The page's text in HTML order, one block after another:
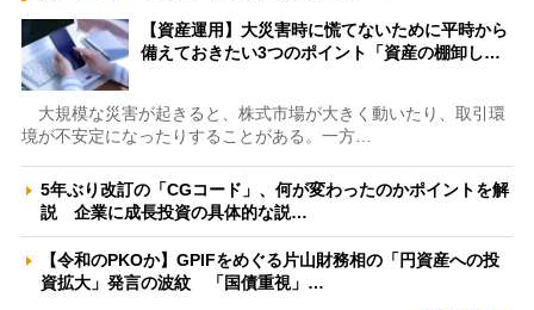
【資産運用】大災害時に慌てないために平時から
備えておきたい3つのポイント「資産の棚卸し…
大規模な災害が起きると、株式市場が大きく動いたり、取引環
境が不安定になったりすることがある。一方…
5年ぶり改訂の「CGコード」、何が変わったのかポイントを解
説 企業に成長投資の具体的な説…
【令和のPKOか】GPIFをめぐる片山財務相の「円資産への投
資拡大」発言の波紋 「国債重視」…